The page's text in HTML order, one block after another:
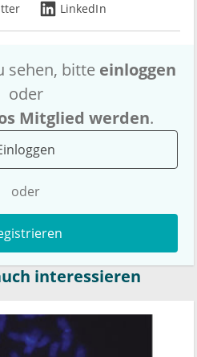
LinkedIn
sehen, bitte einloggen
oder
Mitglied werden.
oder
interessieren